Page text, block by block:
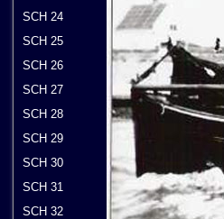
SCH 24
SCH 25
SCH 26
SCH 27
SCH 28
SCH 29
SCH 30
SCH 31
SCH 32